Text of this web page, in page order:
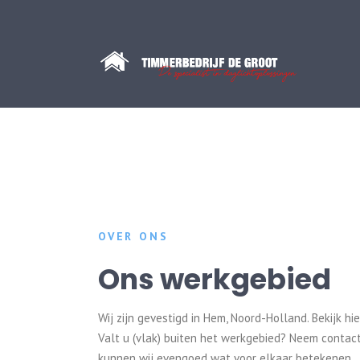
OVER ONS
Ons werkgebied
Wij zijn gevestigd in Hem, Noord-Holland. Bekijk
Valt u (vlak) buiten het werkgebied? Neem